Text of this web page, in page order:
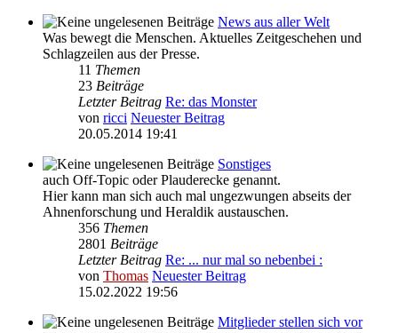
News aus aller Welt
Was bewegt die Menschen. Aktuelles Zeitgeschehen und
Schlagzeilen aus der Presse.
11 Themen
23 Beiträge
Letzter Beitrag Re: das Monster
von ricci Neuester Beitrag
20.05.2014 19:41
Sonstiges
auch Off-Topic oder Plauderecke genannt.
Hier kann man sich auch mal ungezwungen abseits der
Ahnenforschung und Heraldik austauschen.
356 Themen
2801 Beiträge
Letzter Beitrag Re: ... nur mal so nebenbei :
von Thomas Neuester Beitrag
15.02.2022 19:56
Mitglieder stellen sich vor